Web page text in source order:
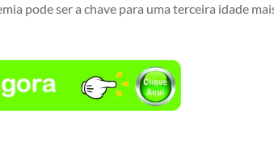
pode ser a chave para uma terceira idade